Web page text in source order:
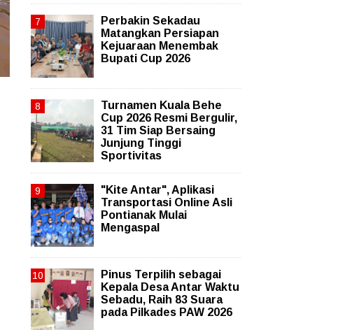
Perbakin Sekadau
Matangkan Persiapan
Kejuaraan Menembak
Bupati Cup 2026
Turnamen Kuala Behe
Cup 2026 Resmi Bergulir,
31 Tim Siap Bersaing
Junjung Tinggi
Sportivitas
"Kite Antar", Aplikasi
Transportasi Online Asli
Pontianak Mulai
Mengaspal
Pinus Terpilih sebagai
Kepala Desa Antar Waktu
Sebadu, Raih 83 Suara
pada Pilkades PAW 2026